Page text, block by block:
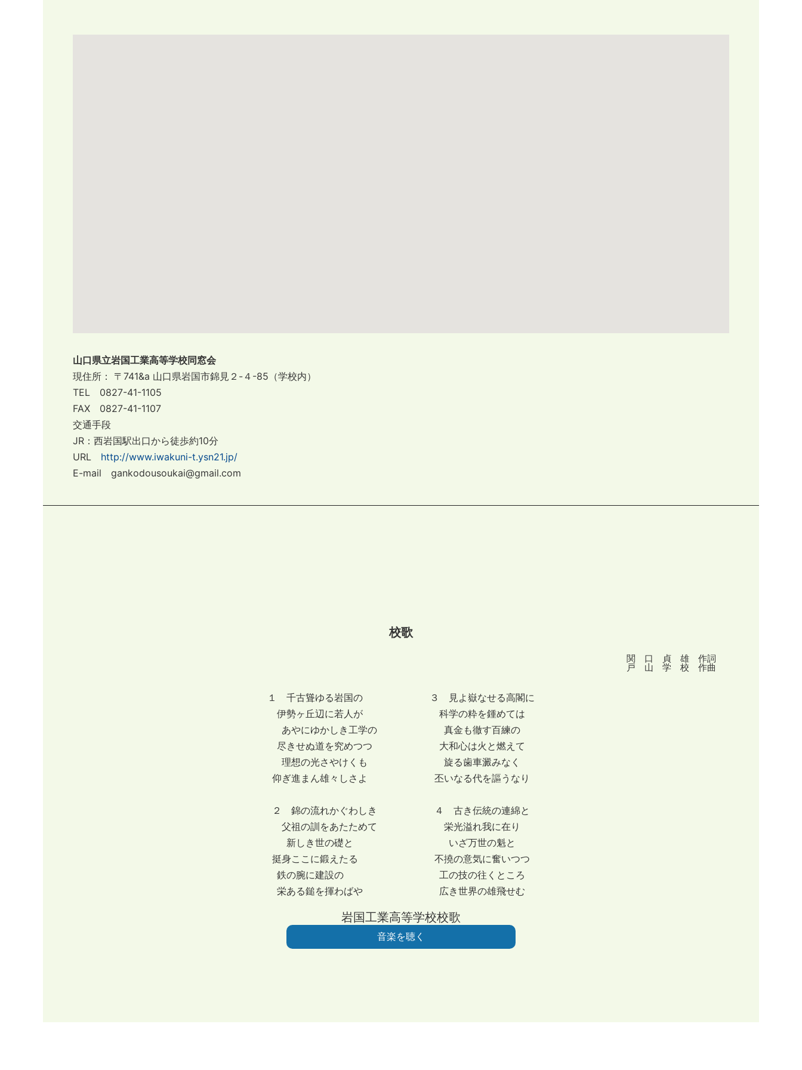
山口県立岩国工業高等学校同窓会
現住所： 〒741&a 山口県岩国市錦見２-４-85（学校内）
TEL 0827-41-1105
FAX 0827-41-1107
交通手段
JR：西岩国駅出口から徒歩約10分
URL http://www.iwakuni-t.ysn21.jp/
E-mail gankodousoukai@gmail.com
校歌
関 口 貞 雄 作詞
戸 山 学 校 作曲
１ 千古聳ゆる岩国の ３ 見よ嶽なせる高閣に
伊勢ヶ丘辺に若人が 科学の粋を鍾めては
あやにゆかしき工学の 真金も徹す百練の
尽きせぬ道を究めつつ 大和心は火と燃えて
理想の光さやけくも 旋る歯車澱みなく
仰ぎ進まん雄々しさよ 丕いなる代を謳うなり
２ 錦の流れかぐわしき ４ 古き伝統の連綿と
父祖の訓をあたためて 栄光溢れ我に在り
新しき世の礎と いざ万世の魁と
挺身ここに鍛えたる 不撓の意気に奮いつつ
鉄の腕に建設の 工の技の往くところ
栄ある鎚を揮わばや 広き世界の雄飛せむ
岩国工業高等学校校歌
音楽を聴く